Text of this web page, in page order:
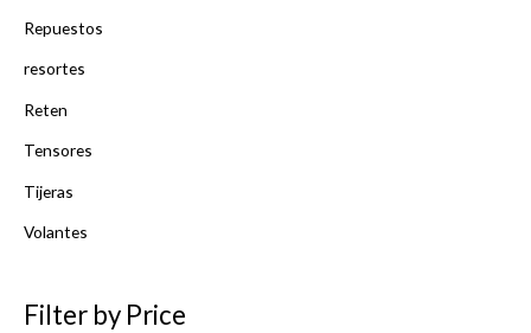
Repuestos
resortes
Reten
Tensores
Tijeras
Volantes
Filter by Price